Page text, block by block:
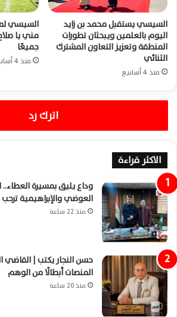
السيسي يستقبل محمد بن زايد
اليوم بالعلمين ويبحثان تطورات
المنطقة وتعزيز التعاون المشترك
الثنائي
منذ 4 أسابيع
السيسي
مني يا
جميعًا
منذ 4 أسابيع
اترك رد
الاكثر قراءة
وداع يليق بمسيرة
العوضي والإبراهيمية ترحب
منذ 22 ساعة
حسن النجار يكتب | القاضي
المنصات أبطالًا من الوهم
منذ 20 ساعة